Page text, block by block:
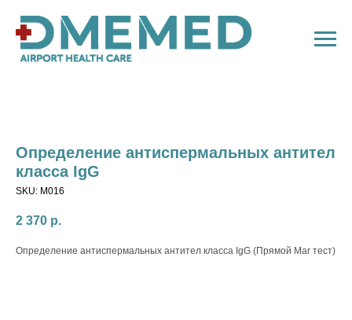
Определение антиспермальных антител
класса IgG
SKU: M016
2 370 р.
Определение антиспермальных антител класса IgG (Прямой Mar тест)